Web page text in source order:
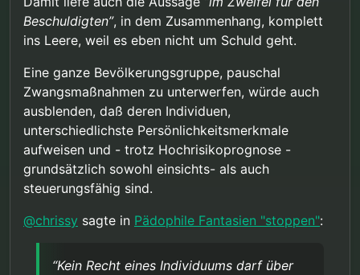
erreichen. Aber auf ein Niveau wo der
zusätzliche Nutzen schärferer Maßnahmen in
keinem vernünftigen Verhaltnis zum Schaden
Betroffenen anrichtet.
Und immer muss “im Zweifel für den
Beschuldigten” gelten.
Beschuldigten”, in dem Zusammenhang, komplett
ins Leere, weil es eben nicht um Schuld geht.
Eine ganze Bevölkerungsgruppe, pauschal
Zwangsmaßnahmen zu unterwerfen, würde auch
ausblenden, daß deren Individuen,
unterschiedlichste Persönlichkeitsmerkmale
aufweisen und - trotz Hochrisikoprognose -
grundsätzlich sowohl einsichts- als auch
steuerungsfähig sind.
@chrissy sagte in Pädophile Fantasien "stoppen":
“Kein Recht eines Individuums darf über